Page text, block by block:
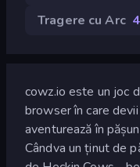
Tragere cu Arc
cowz.io este un joc
browser în care
aventurează în
Cândva un ținut de